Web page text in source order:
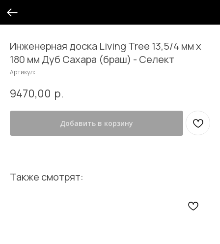
Инженерная доска Living Tree 13,5/4 мм х
180 мм Дуб Сахара (браш) - Селект
Артикул:
9470,00 р.
Добавить в корзину
Также смотрят: